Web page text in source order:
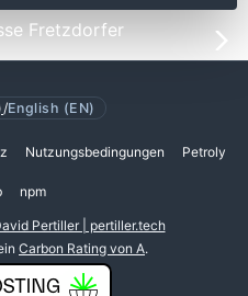
Fretzdorfer
/English (EN)
Nutzungsbedingungen Petroly
npm
Pertiller | pertiller.tech
Carbon Rating von A.